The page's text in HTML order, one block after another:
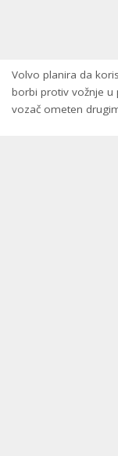
Volvo planira da
borbi protiv vožnje u
vozač ometen